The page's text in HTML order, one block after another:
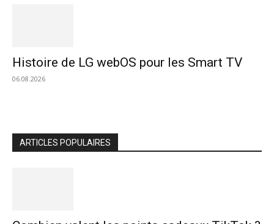
Histoire de LG webOS pour les Smart TV
06.08.2026
ARTICLES POPULAIRES